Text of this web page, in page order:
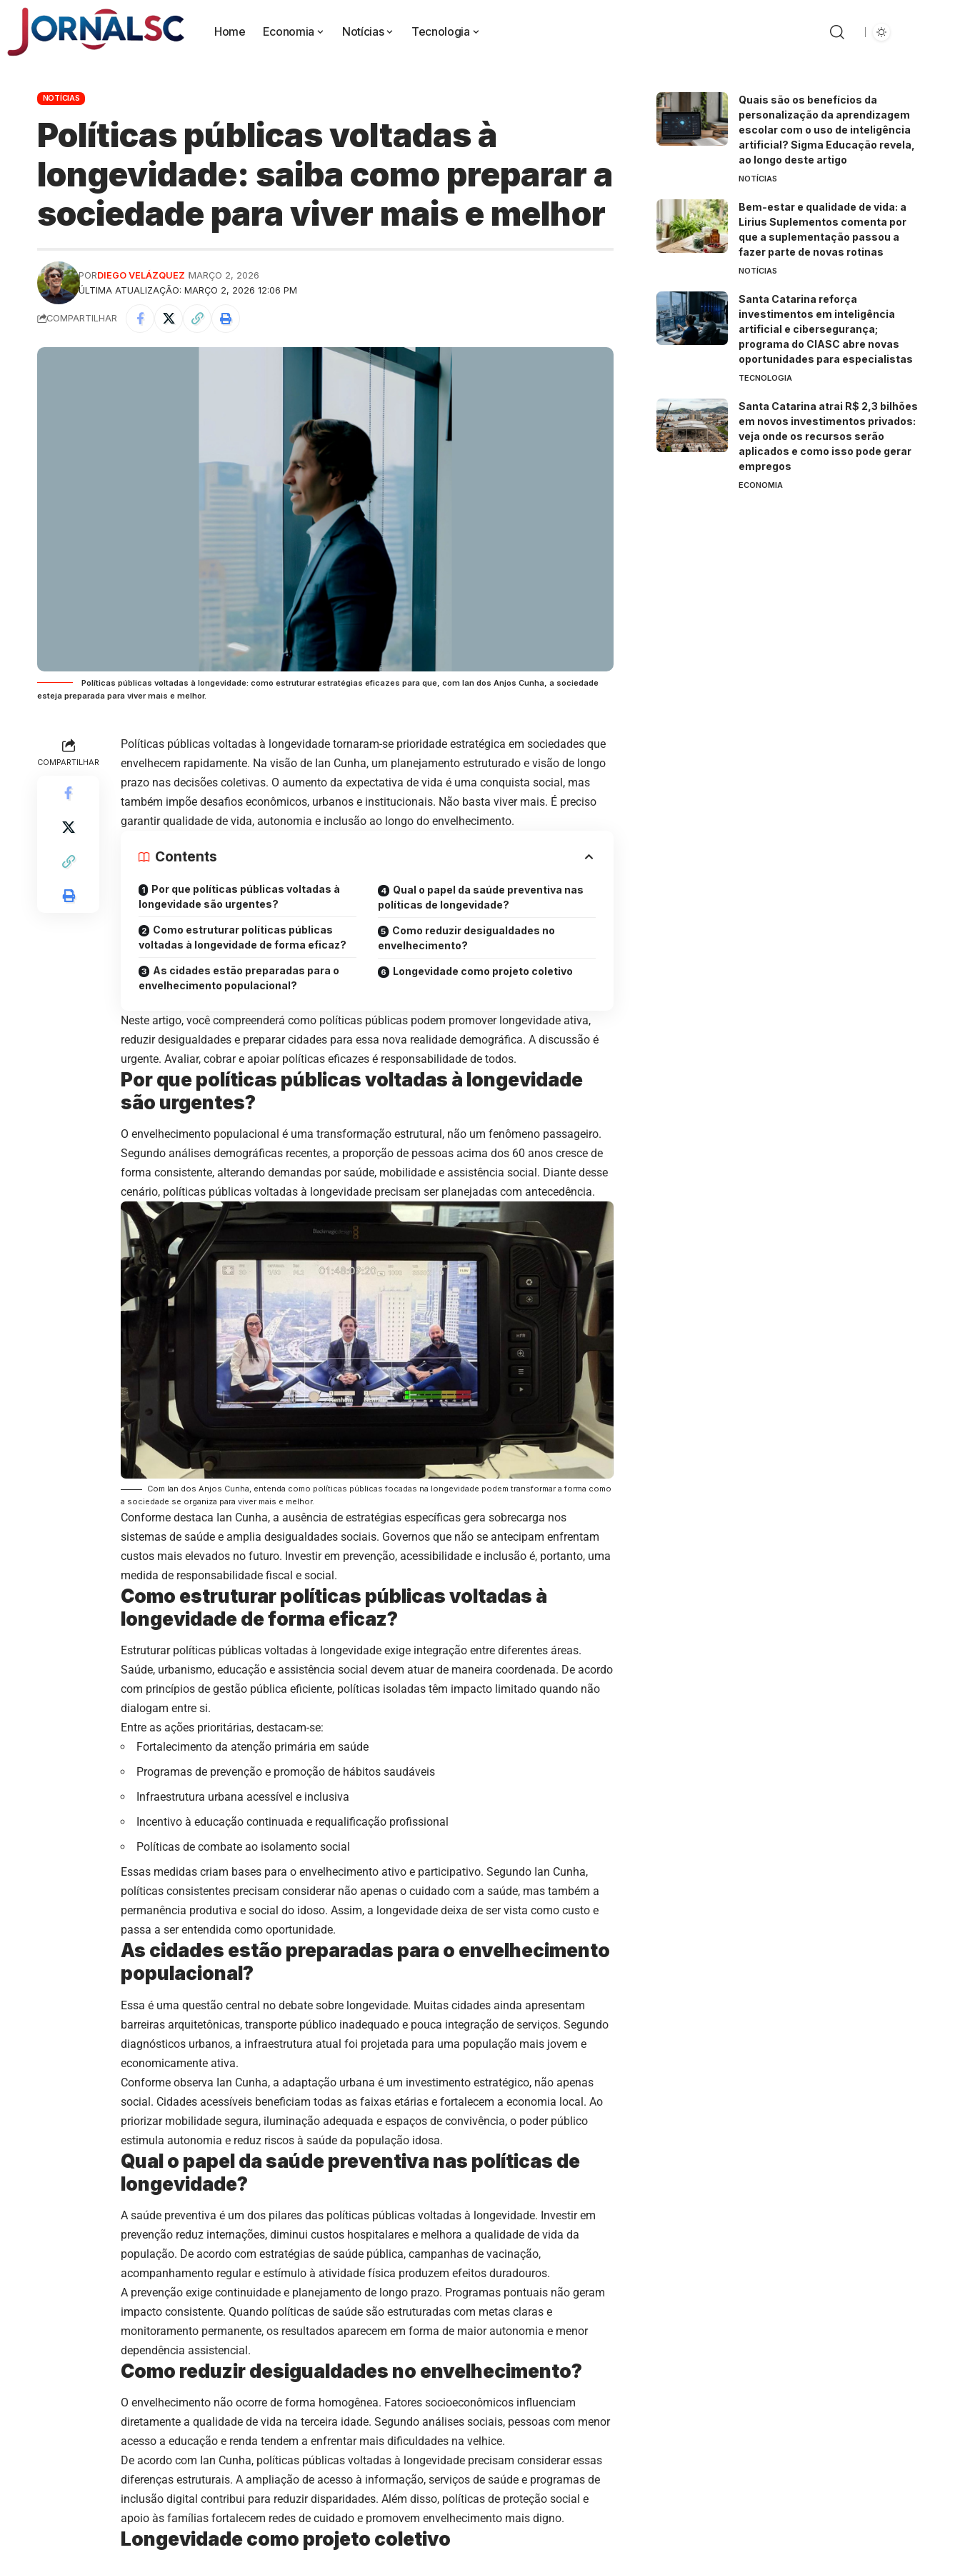
Home Economia Notícias Tecnologia
NOTÍCIAS
Políticas públicas voltadas à
longevidade: saiba como preparar a
sociedade para viver mais e melhor
ÚLTIMA ATUALIZAÇÃO: MARÇO 2, 2026 12:06 PM
PORDIEGO VELÁZQUEZ MARÇO 2, 2026
COMPARTILHAR
Políticas públicas voltadas à longevidade: como estruturar estratégias eficazes para que, com Ian dos Anjos Cunha, a sociedade
esteja preparada para viver mais e melhor.
COMPARTILHAR
Políticas públicas voltadas à longevidade tornaram-se prioridade estratégica em sociedades que
envelhecem rapidamente. Na visão de Ian Cunha, um planejamento estruturado e visão de longo
prazo nas decisões coletivas. O aumento da expectativa de vida é uma conquista social, mas
também impõe desafios econômicos, urbanos e institucionais. Não basta viver mais. É preciso
garantir qualidade de vida, autonomia e inclusão ao longo do envelhecimento.
Contents
Por que políticas públicas voltadas à
longevidade são urgentes?
Como estruturar políticas públicas
voltadas à longevidade de forma eficaz?
As cidades estão preparadas para o
envelhecimento populacional?
Qual o papel da saúde preventiva nas
políticas de longevidade?
Como reduzir desigualdades no
envelhecimento?
Longevidade como projeto coletivo
Neste artigo, você compreenderá como políticas públicas podem promover longevidade ativa,
reduzir desigualdades e preparar cidades para essa nova realidade demográfica. A discussão é
urgente. Avaliar, cobrar e apoiar políticas eficazes é responsabilidade de todos.
Por que políticas públicas voltadas à longevidade
são urgentes?
O envelhecimento populacional é uma transformação estrutural, não um fenômeno passageiro.
Segundo análises demográficas recentes, a proporção de pessoas acima dos 60 anos cresce de
forma consistente, alterando demandas por saúde, mobilidade e assistência social. Diante desse
cenário, políticas públicas voltadas à longevidade precisam ser planejadas com antecedência.
Com Ian dos Anjos Cunha, entenda como políticas públicas focadas na longevidade podem transformar a forma como
a sociedade se organiza para viver mais e melhor.
Conforme destaca Ian Cunha, a ausência de estratégias específicas gera sobrecarga nos
sistemas de saúde e amplia desigualdades sociais. Governos que não se antecipam enfrentam
custos mais elevados no futuro. Investir em prevenção, acessibilidade e inclusão é, portanto, uma
medida de responsabilidade fiscal e social.
Como estruturar políticas públicas voltadas à
longevidade de forma eficaz?
Estruturar políticas públicas voltadas à longevidade exige integração entre diferentes áreas.
Saúde, urbanismo, educação e assistência social devem atuar de maneira coordenada. De acordo
com princípios de gestão pública eficiente, políticas isoladas têm impacto limitado quando não
dialogam entre si.
Entre as ações prioritárias, destacam-se:
Fortalecimento da atenção primária em saúde
Programas de prevenção e promoção de hábitos saudáveis
Infraestrutura urbana acessível e inclusiva
Incentivo à educação continuada e requalificação profissional
Políticas de combate ao isolamento social
Essas medidas criam bases para o envelhecimento ativo e participativo. Segundo Ian Cunha,
políticas consistentes precisam considerar não apenas o cuidado com a saúde, mas também a
permanência produtiva e social do idoso. Assim, a longevidade deixa de ser vista como custo e
passa a ser entendida como oportunidade.
As cidades estão preparadas para o envelhecimento
populacional?
Essa é uma questão central no debate sobre longevidade. Muitas cidades ainda apresentam
barreiras arquitetônicas, transporte público inadequado e pouca integração de serviços. Segundo
diagnósticos urbanos, a infraestrutura atual foi projetada para uma população mais jovem e
economicamente ativa.
Conforme observa Ian Cunha, a adaptação urbana é um investimento estratégico, não apenas
social. Cidades acessíveis beneficiam todas as faixas etárias e fortalecem a economia local. Ao
priorizar mobilidade segura, iluminação adequada e espaços de convivência, o poder público
estimula autonomia e reduz riscos à saúde da população idosa.
Qual o papel da saúde preventiva nas políticas de
longevidade?
A saúde preventiva é um dos pilares das políticas públicas voltadas à longevidade. Investir em
prevenção reduz internações, diminui custos hospitalares e melhora a qualidade de vida da
população. De acordo com estratégias de saúde pública, campanhas de vacinação,
acompanhamento regular e estímulo à atividade física produzem efeitos duradouros.
A prevenção exige continuidade e planejamento de longo prazo. Programas pontuais não geram
impacto consistente. Quando políticas de saúde são estruturadas com metas claras e
monitoramento permanente, os resultados aparecem em forma de maior autonomia e menor
dependência assistencial.
Como reduzir desigualdades no envelhecimento?
O envelhecimento não ocorre de forma homogênea. Fatores socioeconômicos influenciam
diretamente a qualidade de vida na terceira idade. Segundo análises sociais, pessoas com menor
acesso a educação e renda tendem a enfrentar mais dificuldades na velhice.
De acordo com Ian Cunha, políticas públicas voltadas à longevidade precisam considerar essas
diferenças estruturais. A ampliação de acesso à informação, serviços de saúde e programas de
inclusão digital contribui para reduzir disparidades. Além disso, políticas de proteção social e
apoio às famílias fortalecem redes de cuidado e promovem envelhecimento mais digno.
Longevidade como projeto coletivo
Quais são os benefícios da
personalização da aprendizagem
escolar com o uso de inteligência
artificial? Sigma Educação revela,
ao longo deste artigo
NOTÍCIAS
Bem-estar e qualidade de vida: a
Lirius Suplementos comenta por
que a suplementação passou a
fazer parte de novas rotinas
NOTÍCIAS
Santa Catarina reforça
investimentos em inteligência
artificial e cibersegurança;
programa do CIASC abre novas
oportunidades para especialistas
TECNOLOGIA
Santa Catarina atrai R$ 2,3 bilhões
em novos investimentos privados:
veja onde os recursos serão
aplicados e como isso pode gerar
empregos
ECONOMIA